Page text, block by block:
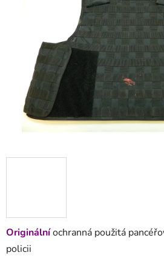
Originálníochranná použitá
policii
hvězdiček.